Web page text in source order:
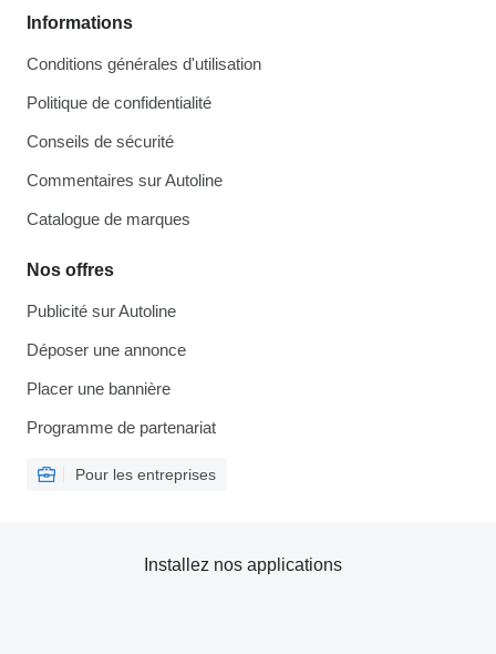
Informations
Conditions générales d'utilisation
Politique de confidentialité
Conseils de sécurité
Commentaires sur Autoline
Catalogue de marques
Nos offres
Publicité sur Autoline
Déposer une annonce
Placer une bannière
Programme de partenariat
Pour les entreprises
Installez nos applications